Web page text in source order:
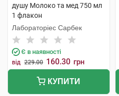
душу Молоко та мед 750 мл
1 флакон
Лабораторіес Сарбек
Є в наявності
від 229.00 160.30 грн
КУПИТИ